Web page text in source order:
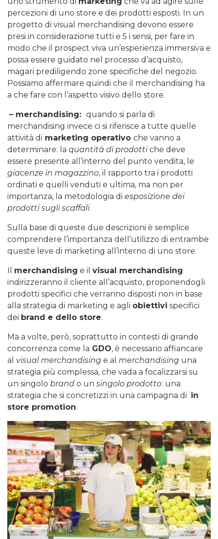
percezioni di uno store e dei prodotti esposti. In un
progetto di visual merchandising devono essere
presi in considerazione tutti e 5 i sensi, per fare in
modo che il prospect viva un’esperienza immersiva e
possa essere guidato nel processo d’acquisto,
magari prediligendo zone specifiche del negozio.
Possiamo affermare quindi che il merchandising ha
a che fare con l’aspetto visivo dello store.
– merchandising: quando si parla di
merchandising invece ci si riferisce a tutte quelle
attività di marketing operativo che vanno a
determinare: la quantità di prodottiche deve
essere presente all’interno del punto vendita, le
giacenze in magazzino, il rapporto tra i prodotti
ordinati e quelli venduti e ultima, ma non per
importanza, la metodologia di esposizione dei
prodotti sugli scaffali.
Sulla base di queste due descrizioni è semplice
comprendere l’importanza dell’utilizzo di entrambe
queste leve di marketing all’interno di uno store.
Il merchandising e il visual merchandising
indirizzeranno il cliente all’acquisto, proponendogli
prodotti specifici che verranno disposti non in base
alla strategia di marketing e agli obiettivi specifici
dei brand e dello store.
Ma a volte, però, soprattutto in contesti di grande
concorrenza come la GDO, è necessario affiancare
al visual merchandising e al merchandising una
strategia più complessa, che vada a focalizzarsi su
un singolo brand o un singolo prodotto: una
strategia che si concretizzi in una campagna di in
store promotion.